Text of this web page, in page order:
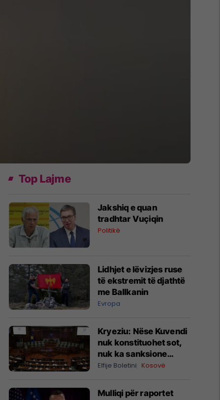
Top Lajme
Jakshiq e quan
tradhtar Vuçiqin
Politikë
Lidhjet e lëvizjes ruse
të ekstremit të djathtë
me Ballkanin
Evropa
Kryeziu: Nëse Kuvendi
nuk konstituohet sot,
nuk ka sanksione
kushtetuese, por
pafund
Elfije Boletini Kosovë
Mulliqi për raportet